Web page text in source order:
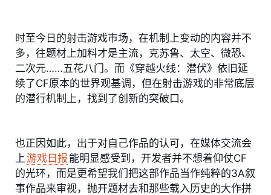
时至今日的射击游戏市场，在机制上变动的内容并不
多，往题材上加料才是主流，克苏鲁、太空、微恐、
二次元……五花八门。而《穿越火线：潜伏》依旧延
续了CF原本的世界观基调，但在射击游戏的非常底层
的潜行机制上，找到了创新的突破口。
也正因如此，出于对自己作品的认可，在媒体交流会
上 游戏日报 能明显感受到，开发者并不想着仰仗CF
的光环，而是更希望我们把这部作品当作纯粹的3A叙
事作品来审视，抛开题材去和那些载入历史的大作拼